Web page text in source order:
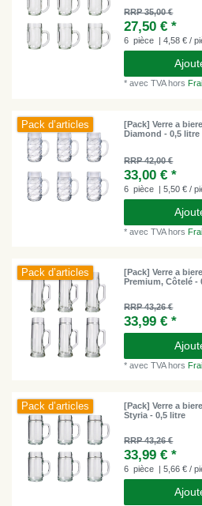
RRP 35,00 €
27,50 € *
6 pièce | 4,58 € /
*avec TVAhors
Pack d’articles
[Pack] Verre a
Diamond - 0,5 litre
RRP 42,00 €
33,00 € *
6 pièce | 5,50 € /
*avec TVAhors
Pack d’articles
[Pack] Verre a
Premium, Côtelé -
RRP 43,26 €
33,99 € *
*avec TVAhors
Pack d’articles
[Pack] Verre a
Styria - 0,5 litre
RRP 43,26 €
33,99 € *
6 pièce | 5,66 € /